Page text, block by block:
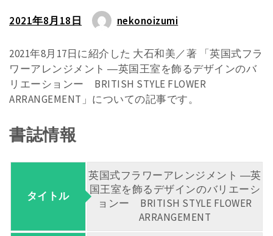
2021年8月18日 nekonoizumi
2021年8月17日に紹介した 大石和美／著 「英国式フラ
ワーアレンジメント ―英国王室を飾るデザインのバ
リエーションー BRITISH STYLE FLOWER
ARRANGEMENT」についての記事です。
書誌情報
タイトル
英国式フラワーアレンジメント ―英
国王室を飾るデザインのバリエーシ
ョンー BRITISH STYLE FLOWER
ARRANGEMENT